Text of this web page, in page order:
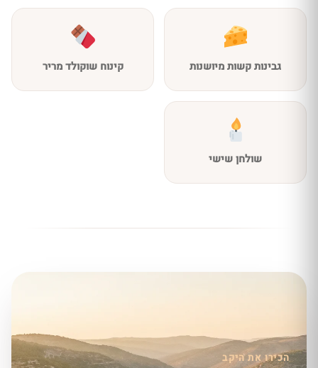
גבינות קשות מיושנות קינוח שוקולד מריר
שולחן שישי
הכירו את היקב